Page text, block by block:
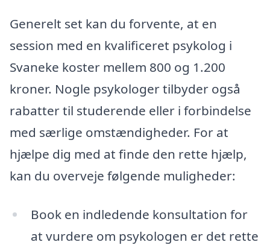
Generelt set kan du forvente, at en
session med en kvalificeret psykolog i
Svaneke koster mellem 800 og 1.200
kroner. Nogle psykologer tilbyder også
rabatter til studerende eller i forbindelse
med særlige omstændigheder. For at
hjælpe dig med at finde den rette hjælp,
kan du overveje følgende muligheder:
Book en indledende konsultation for
at vurdere om psykologen er det rette